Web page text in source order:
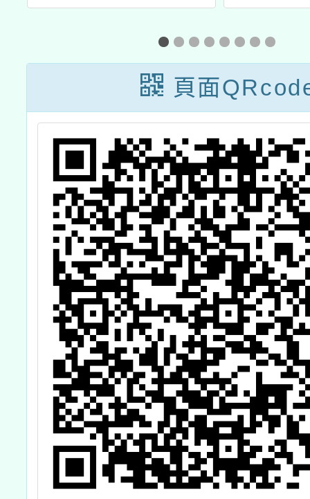
暑期為中小學現
職教師開設之
『英語增能』線
上課程資訊」
學校
園執
頁面